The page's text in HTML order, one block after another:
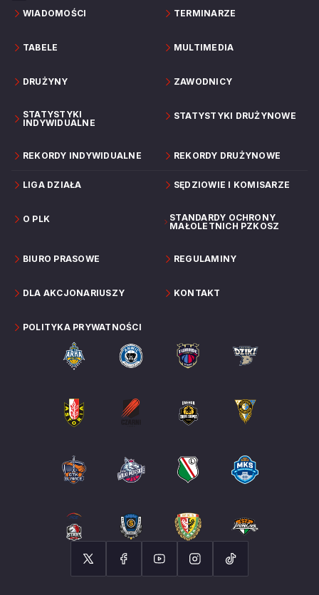
WIADOMOŚCI TERMINARZE
TABELE MULTIMEDIA
DRUŻYNY ZAWODNICY
STATYSTYKI
INDYWIDUALNE
STATYSTYKI DRUŻYNOWE
REKORDY INDYWIDUALNE REKORDY DRUŻYNOWE
LIGA DZIAŁA SĘDZIOWIE I KOMISARZE
O PLK
STANDARDY OCHRONY
MAŁOLETNICH PZKOSZ
BIURO PRASOWE REGULAMINY
DLA AKCJONARIUSZY KONTAKT
POLITYKA PRYWATNOŚCI